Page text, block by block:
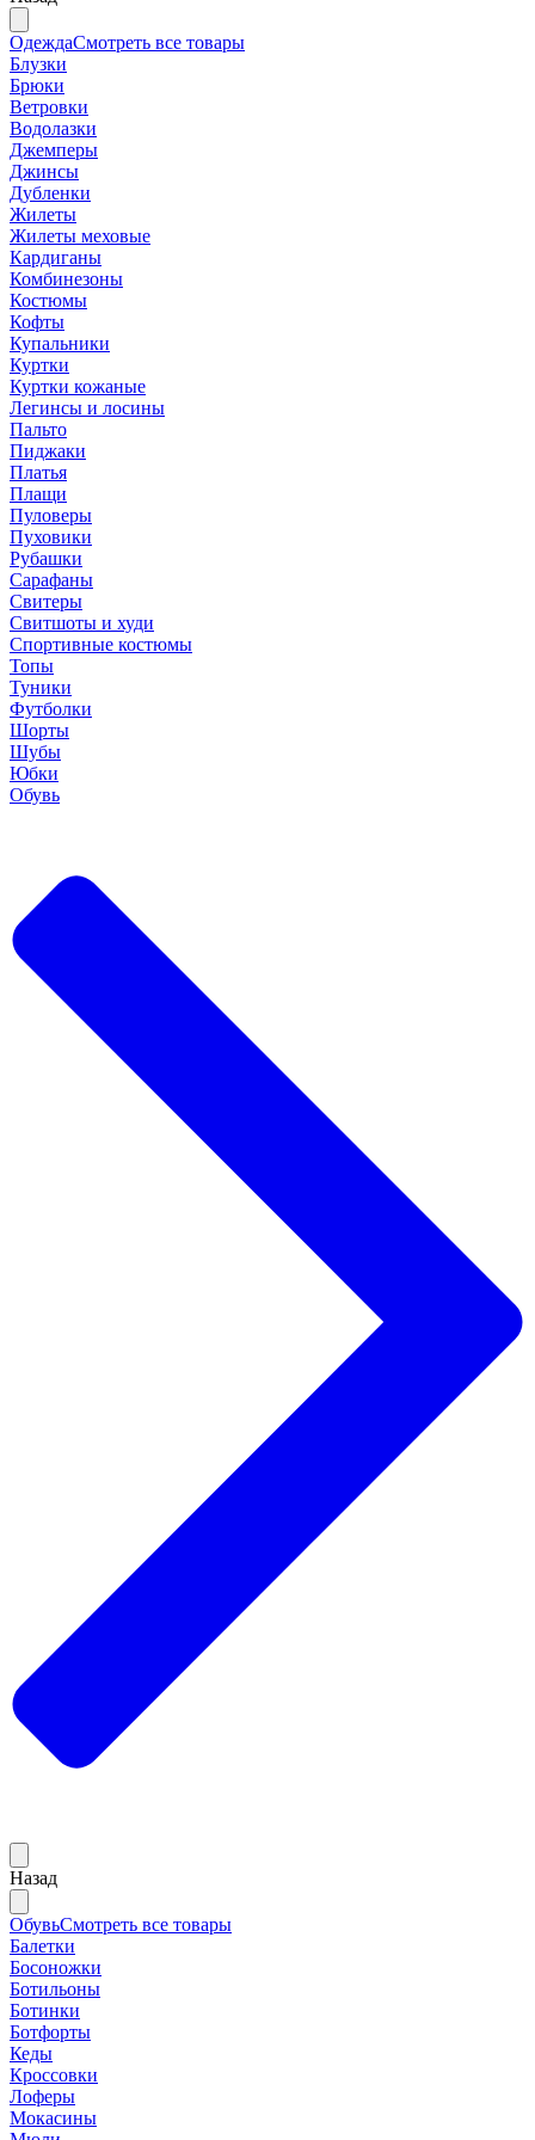
ОдеждаСмотреть все товары
Блузки
Брюки
Ветровки
Водолазки
Джемперы
Джинсы
Дубленки
Жилеты
Жилеты меховые
Кардиганы
Комбинезоны
Костюмы
Кофты
Купальники
Куртки
Куртки кожаные
Легинсы и лосины
Пальто
Пиджаки
Платья
Плащи
Пуловеры
Пуховики
Рубашки
Сарафаны
Свитеры
Свитшоты и худи
Спортивные костюмы
Топы
Туники
Футболки
Шорты
Шубы
Юбки
Обувь
Назад
ОбувьСмотреть все товары
Балетки
Босоножки
Ботильоны
Ботинки
Ботфорты
Кеды
Кроссовки
Лоферы
Мокасины